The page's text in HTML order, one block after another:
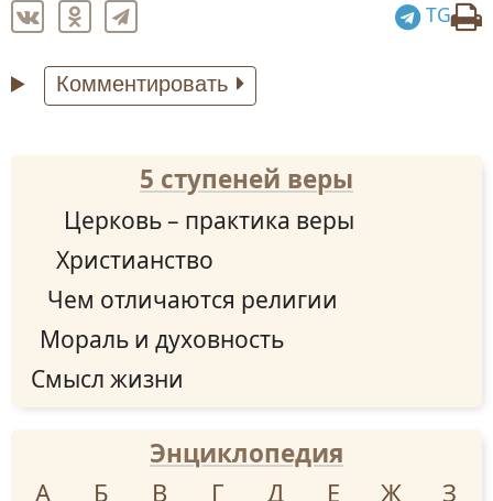
TG
Комментировать
5 ступеней веры
Церковь – практика веры
Христианство
Чем отличаются религии
Мораль и духовность
Смысл жизни
Энциклопедия
А Б В Д Е Ж З